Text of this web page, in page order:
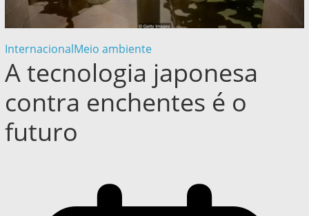
InternacionalMeio ambiente
A tecnologia japonesa
contra enchentes é o
futuro